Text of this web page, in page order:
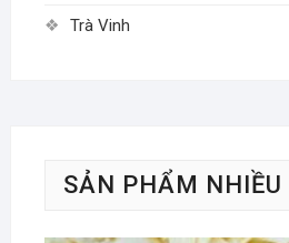
Trà Vinh
SẢN PHẨM